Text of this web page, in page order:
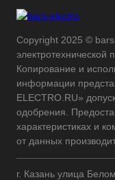
Copyright 2025 ©
Копирование и
информации
ELECTRO.RU»
одобрения.
характеристиках и
от данных
г. Казань улица